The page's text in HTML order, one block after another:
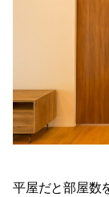
平屋だと部屋数